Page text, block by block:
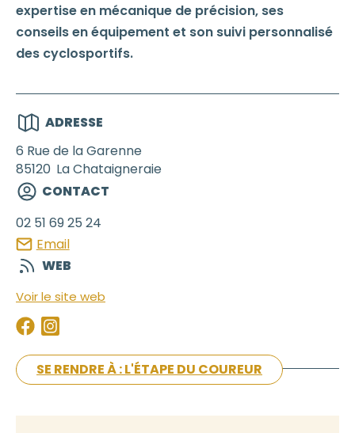
expertise en mécanique de précision, ses
conseils en équipement et son suivi personnalisé
des cyclosportifs.
ADRESSE
6 Rue de la Garenne
85120 La Chataigneraie
CONTACT
02 51 69 25 24
Email
WEB
Voir le site web
SE RENDRE À : L'ÉTAPE DU COUREUR